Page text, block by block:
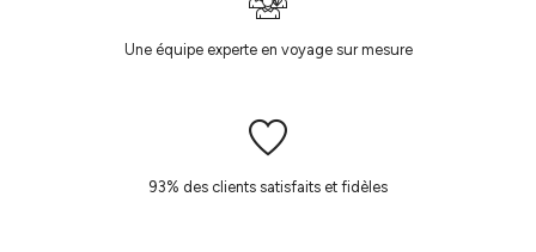
Une équipe experte en voyage sur mesure
93% des clients satisfaits et fidèles